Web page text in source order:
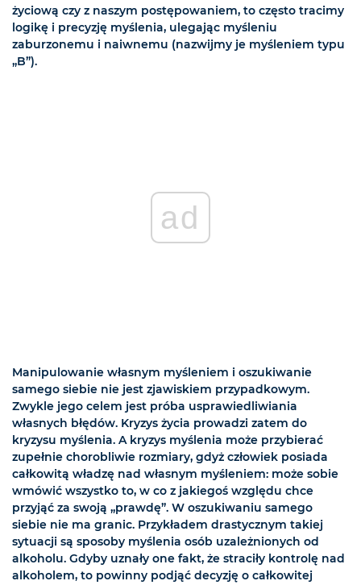
życiową czy z naszym postępowaniem, to często tracimy
logikę i precyzję myślenia, ulegając myśleniu
zaburzonemu i naiwnemu (nazwijmy je myśleniem typu
„B”).
ad
Manipulowanie własnym myśleniem i oszukiwanie
samego siebie nie jest zjawiskiem przypadkowym.
Zwykle jego celem jest próba usprawiedliwiania
własnych błędów. Kryzys życia prowadzi zatem do
kryzysu myślenia. A kryzys myślenia może przybierać
zupełnie chorobliwie rozmiary, gdyż człowiek posiada
całkowitą władzę nad własnym myśleniem: może sobie
wmówić wszystko to, w co z jakiegoś względu chce
przyjąć za swoją „prawdę”. W oszukiwaniu samego
siebie nie ma granic. Przykładem drastycznym takiej
sytuacji są sposoby myślenia osób uzależnionych od
alkoholu. Gdyby uznały one fakt, że straciły kontrolę nad
alkoholem, to powinny podjąć decyzję o całkowitej